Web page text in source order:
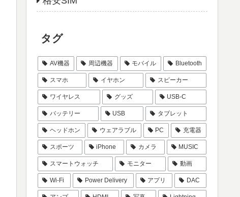
タグ
AV機器 周辺機器 モバイル Bluetooth
スマホ イヤホン スピーカー
ワイヤレス グッズ USB-C
バッテリー USB タブレット
ヘッドホン ウェアラブル PC 充電器
スポーツ iPhone カメラ MUSIC
スマートウォッチ モニター 動画
Wi-Fi Power Delivery アプリ DAC